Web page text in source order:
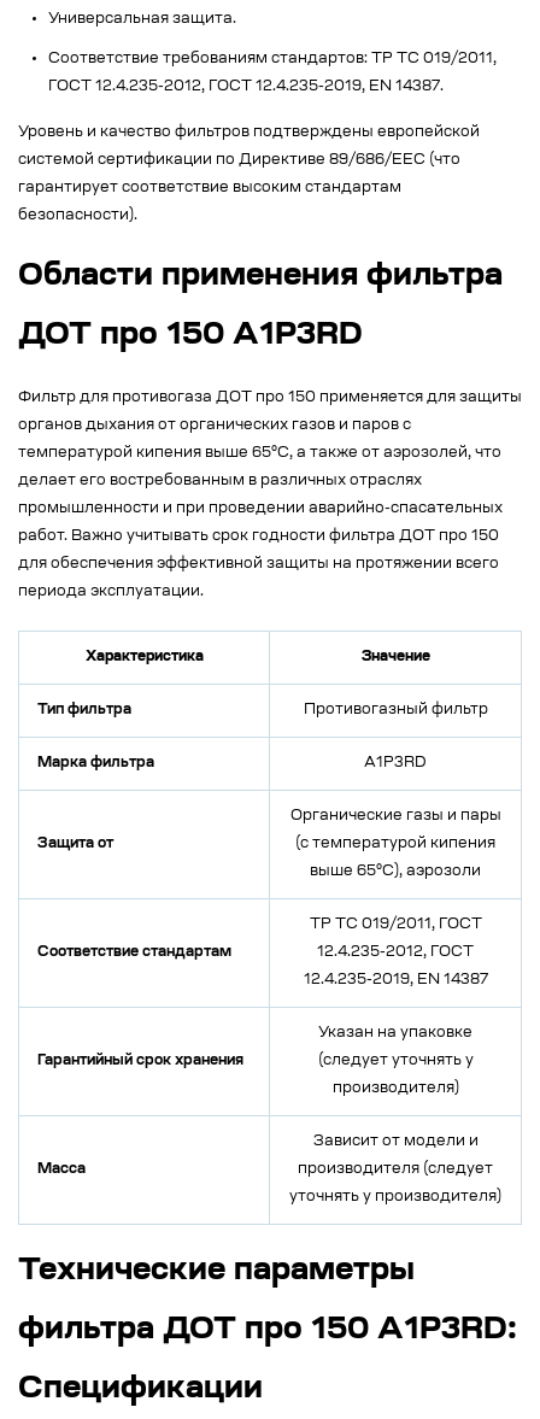
Универсальная защита.
Соответствие требованиям стандартов: ТР ТС 019/2011,
ГОСТ 12.4.235-2012, ГОСТ 12.4.235-2019, EN 14387.
Уровень и качество фильтров подтверждены европейской
системой сертификации по Директиве 89/686/ЕЕС (что
гарантирует соответствие высоким стандартам
безопасности).
Области применения фильтра
ДОТ про 150 А1Р3RD
Фильтр для противогаза ДОТ про 150 применяется для защиты
органов дыхания от органических газов и паров с
температурой кипения выше 65°С, а также от аэрозолей, что
делает его востребованным в различных отраслях
промышленности и при проведении аварийно-спасательных
работ. Важно учитывать срок годности фильтра ДОТ про 150
для обеспечения эффективной защиты на протяжении всего
периода эксплуатации.
Характеристика Значение
Тип фильтра Противогазный фильтр
Марка фильтра А1Р3RD
Защита от
Органические газы и пары
(с температурой кипения
выше 65°С), аэрозоли
Соответствие стандартам
ТР ТС 019/2011, ГОСТ
12.4.235-2012, ГОСТ
12.4.235-2019, EN 14387
Гарантийный срок хранения
Указан на упаковке
(следует уточнять у
производителя)
Масса
Зависит от модели и
производителя (следует
уточнять у производителя)
Технические параметры
фильтра ДОТ про 150 А1Р3RD:
Спецификации